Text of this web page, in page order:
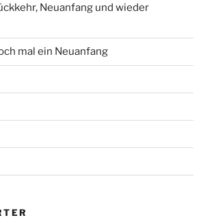
Neuanfang und wieder
mal ein Neuanfang